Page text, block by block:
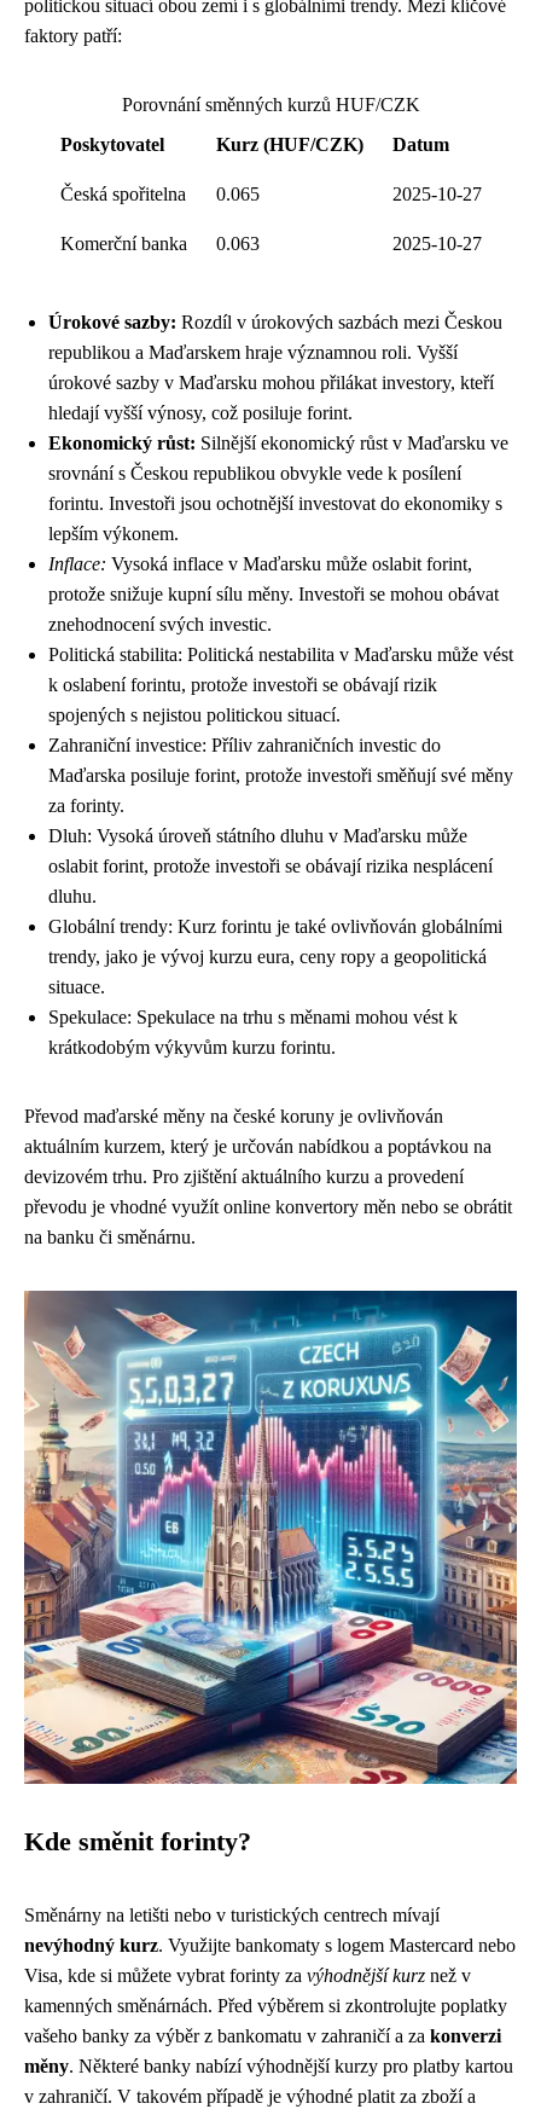
politickou situací obou zemí i s globálními trendy. Mezi klíčové
faktory patří:
Porovnání směnných kurzů HUF/CZK
Poskytovatel
Kurz (HUF/CZK) Datum
Česká spořitelna 0.065 2025-10-27
Komerční banka 0.063 2025-10-27
Úrokové sazby: Rozdíl v úrokových sazbách mezi Českou
republikou a Maďarskem hraje významnou roli. Vyšší
úrokové sazby v Maďarsku mohou přilákat investory, kteří
hledají vyšší výnosy, což posiluje forint.
Ekonomický růst: Silnější ekonomický růst v Maďarsku ve
srovnání s Českou republikou obvykle vede k posílení
forintu. Investoři jsou ochotnější investovat do ekonomiky s
lepším výkonem.
Inflace: Vysoká inflace v Maďarsku může oslabit forint,
protože snižuje kupní sílu měny. Investoři se mohou obávat
znehodnocení svých investic.
Politická stabilita: Politická nestabilita v Maďarsku může vést
k oslabení forintu, protože investoři se obávají rizik
spojených s nejistou politickou situací.
Zahraniční investice: Příliv zahraničních investic do
Maďarska posiluje forint, protože investoři směňují své měny
za forinty.
Dluh: Vysoká úroveň státního dluhu v Maďarsku může
oslabit forint, protože investoři se obávají rizika nesplácení
dluhu.
Globální trendy: Kurz forintu je také ovlivňován globálními
trendy, jako je vývoj kurzu eura, ceny ropy a geopolitická
situace.
Spekulace: Spekulace na trhu s měnami mohou vést k
krátkodobým výkyvům kurzu forintu.
Převod maďarské měny na české koruny je ovlivňován
aktuálním kurzem, který je určován nabídkou a poptávkou na
devizovém trhu. Pro zjištění aktuálního kurzu a provedení
převodu je vhodné využít online konvertory měn nebo se obrátit
na banku či směnárnu.
Kde směnit forinty?
Směnárny na letišti nebo v turistických centrech mívají
nevýhodný kurz. Využijte bankomaty s logem Mastercard nebo
Visa, kde si můžete vybrat forinty za výhodnější kurz než v
kamenných směnárnách. Před výběrem si zkontrolujte poplatky
vašeho banky za výběr z bankomatu v zahraničí a za konverzi
měny. Některé banky nabízí výhodnější kurzy pro platby kartou
v zahraničí. V takovém případě je výhodné platit za zboží a